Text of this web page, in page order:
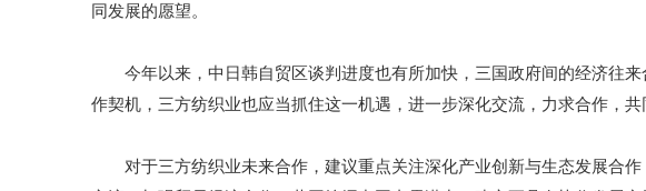
同发展的愿望。
今年以来，中日韩自贸区谈判进度也有所加快，三国政府间的经济往来
作契机，三方纺织业也应当抓住这一机遇，进一步深化交流，力求合作，共
对于三方纺织业未来合作，建议重点关注深化产业创新与生态发展合作